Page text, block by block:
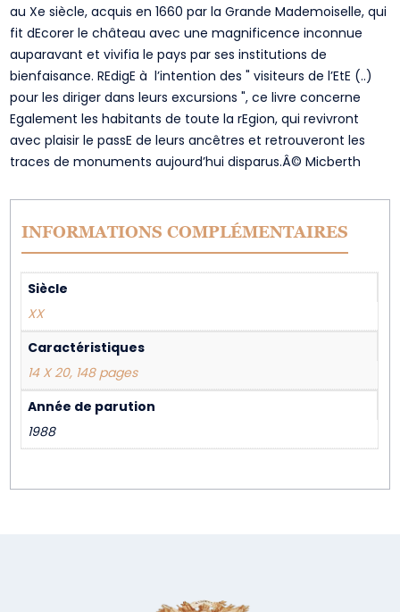
au Xe siècle, acquis en 1660 par la Grande Mademoiselle, qui
fit dEcorer le château avec une magnificence inconnue
auparavant et vivifia le pays par ses institutions de
bienfaisance. REdigE à l’intention des " visiteurs de l’EtE (..)
pour les diriger dans leurs excursions ", ce livre concerne
Egalement les habitants de toute la rEgion, qui revivront
avec plaisir le passE de leurs ancêtres et retrouveront les
traces de monuments aujourd’hui disparus.Â© Micberth
INFORMATIONS COMPLÉMENTAIRES
Siècle
XX
Caractéristiques
14 X 20, 148 pages
Année de parution
1988